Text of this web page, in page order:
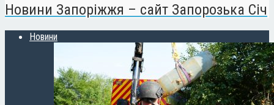
Новини Запоріжжя – сайт Запорозька Січ
Новини